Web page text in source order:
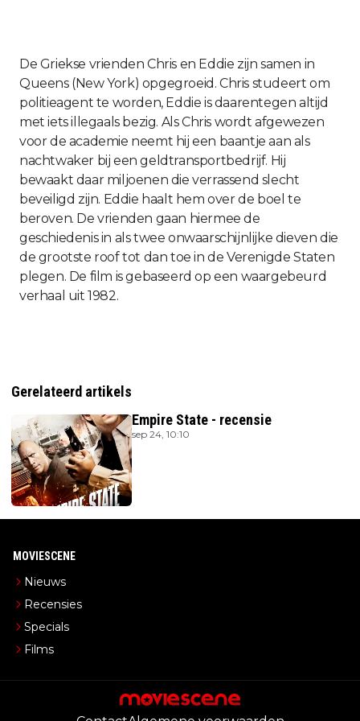
De Griekse vrienden Chris en Eddie zijn samen in
Queens (New York) opgegroeid. Chris studeert om
politieagent te worden, Eddie is daarentegen altijd
met iets illegaals bezig. Als Chris wordt afgewezen
voor de academie neemt hij een baantje aan als
nachtwaker bij een geldtransportbedrijf. Hij
bewaakt daar miljoenen die verrassend slecht
beveiligd zijn. Eddie haalt hem over de boel te
beroven. De vrienden gaan hiermee de
geschiedenis in als twee onwaarschijnlijke dieven die
de grootste roof tot dan toe in de Verenigde Staten
plegen. De film is gebaseerd op een waargebeurd
verhaal uit 1982.
Gerelateerd artikels
Empire State - recensie
sep 24, 10:10
MOVIESCENE
Nieuws
Recensies
Specials
Films